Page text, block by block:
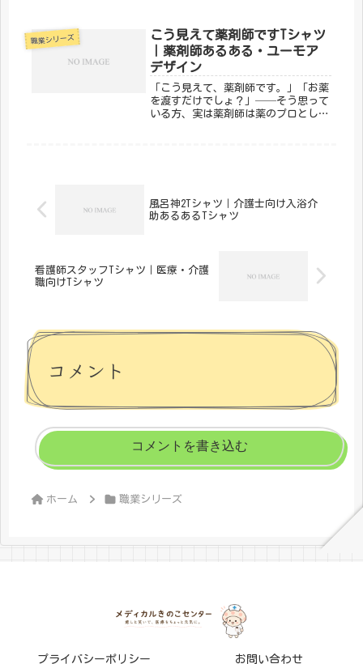
をユーモラスに表現したのが、メディ
カルきのこセンターの「こう見えて
放...
職業シリーズ
こう見えて薬剤師ですTシャツ
｜薬剤師あるある・ユーモア
デザイン
「こう見えて、薬剤師です。」「お薬
を渡すだけでしょ？」──そう思って
いる方、実は薬剤師は薬のプロとし
風呂神2Tシャツ｜介護士向け入浴介
助あるあるTシャツ
看護師スタッフTシャツ｜医療・介護
職向けTシャツ
コメント
コメントを書き込む
ホーム 職業シリーズ
プライバシーポリシー お問い合わせ